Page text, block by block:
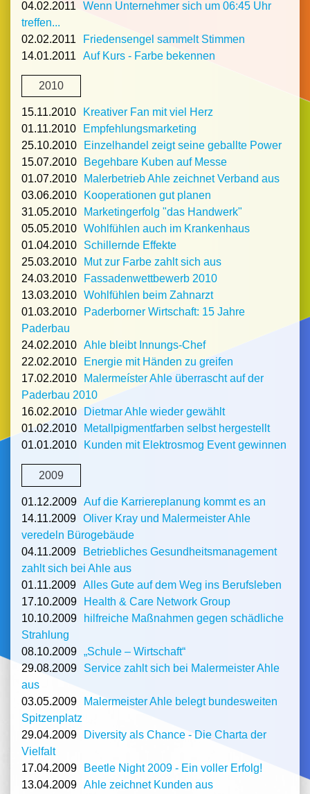
04.02.2011
Wenn Unternehmer sich um 06:45 Uhr
treffen...
02.02.2011
Friedensengel sammelt Stimmen
14.01.2011
Auf Kurs - Farbe bekennen
2010
15.11.2010
Kreativer Fan mit viel Herz
01.11.2010
Empfehlungsmarketing
25.10.2010
Einzelhandel zeigt seine geballte Power
15.07.2010
Begehbare Kuben auf Messe
01.07.2010
Malerbetrieb Ahle zeichnet Verband aus
03.06.2010
Kooperationen gut planen
31.05.2010
Marketingerfolg "das Handwerk"
05.05.2010 Wohlfühlen auch im Krankenhaus
01.04.2010
Schillernde Effekte
25.03.2010
Mut zur Farbe zahlt sich aus
24.03.2010
Fassadenwettbewerb 2010
13.03.2010 Wohlfühlen beim Zahnarzt
01.03.2010
Paderborner Wirtschaft: 15 Jahre
Paderbau
24.02.2010 Ahle bleibt Innungs-Chef
22.02.2010
Energie mit Händen zu greifen
17.02.2010
Malermeíster Ahle überrascht auf der
Paderbau 2010
16.02.2010
Dietmar Ahle wieder gewählt
01.02.2010
Metallpigmentfarben selbst hergestellt
01.01.2010
Kunden mit Elektrosmog Event gewinnen
2009
01.12.2009 Auf die Karriereplanung kommt es an
14.11.2009 Oliver Kray und Malermeister Ahle
veredeln Bürogebäude
04.11.2009
Betriebliches Gesundheitsmanagement
zahlt sich bei Ahle aus
01.11.2009 Alles Gute auf dem Weg ins Berufsleben
17.10.2009
Health & Care Network Group
10.10.2009
hilfreiche Maßnahmen gegen schädliche
Strahlung
08.10.2009 „Schule – Wirtschaft“
29.08.2009
Service zahlt sich bei Malermeister Ahle
aus
03.05.2009
Malermeister Ahle belegt bundesweiten
Spitzenplatz
29.04.2009
Diversity als Chance - Die Charta der
Vielfalt
17.04.2009
Beetle Night 2009 - Ein voller Erfolg!
13.04.2009 Ahle zeichnet Kunden aus